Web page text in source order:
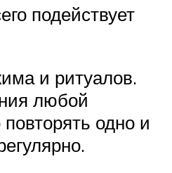
подействует
и ритуалов.
любой
одно и